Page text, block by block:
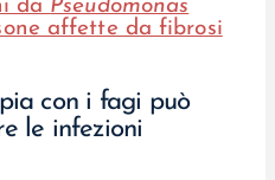
da Pseudomonas
affette da fibrosi
con i fagi può
le infezioni